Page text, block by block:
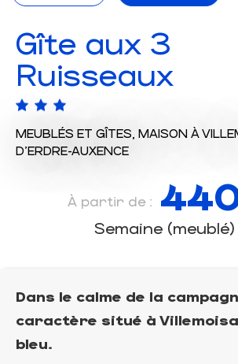
Gîte aux 3
Ruisseaux
MEUBLÉS ET GÎTES, MAISON À
D'ERDRE-AUXENCE
À partir de :
Semaine (meublé)
Dans le calme de la
caractère situé à
bleu.